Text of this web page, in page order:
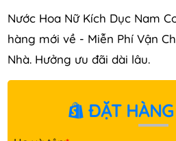
Nước Hoa Nữ Kích Dục Nam
hàng mới về - Miễn Phí Vận
Nhà. Hưởng ưu đãi dài lâu.
ĐẶT